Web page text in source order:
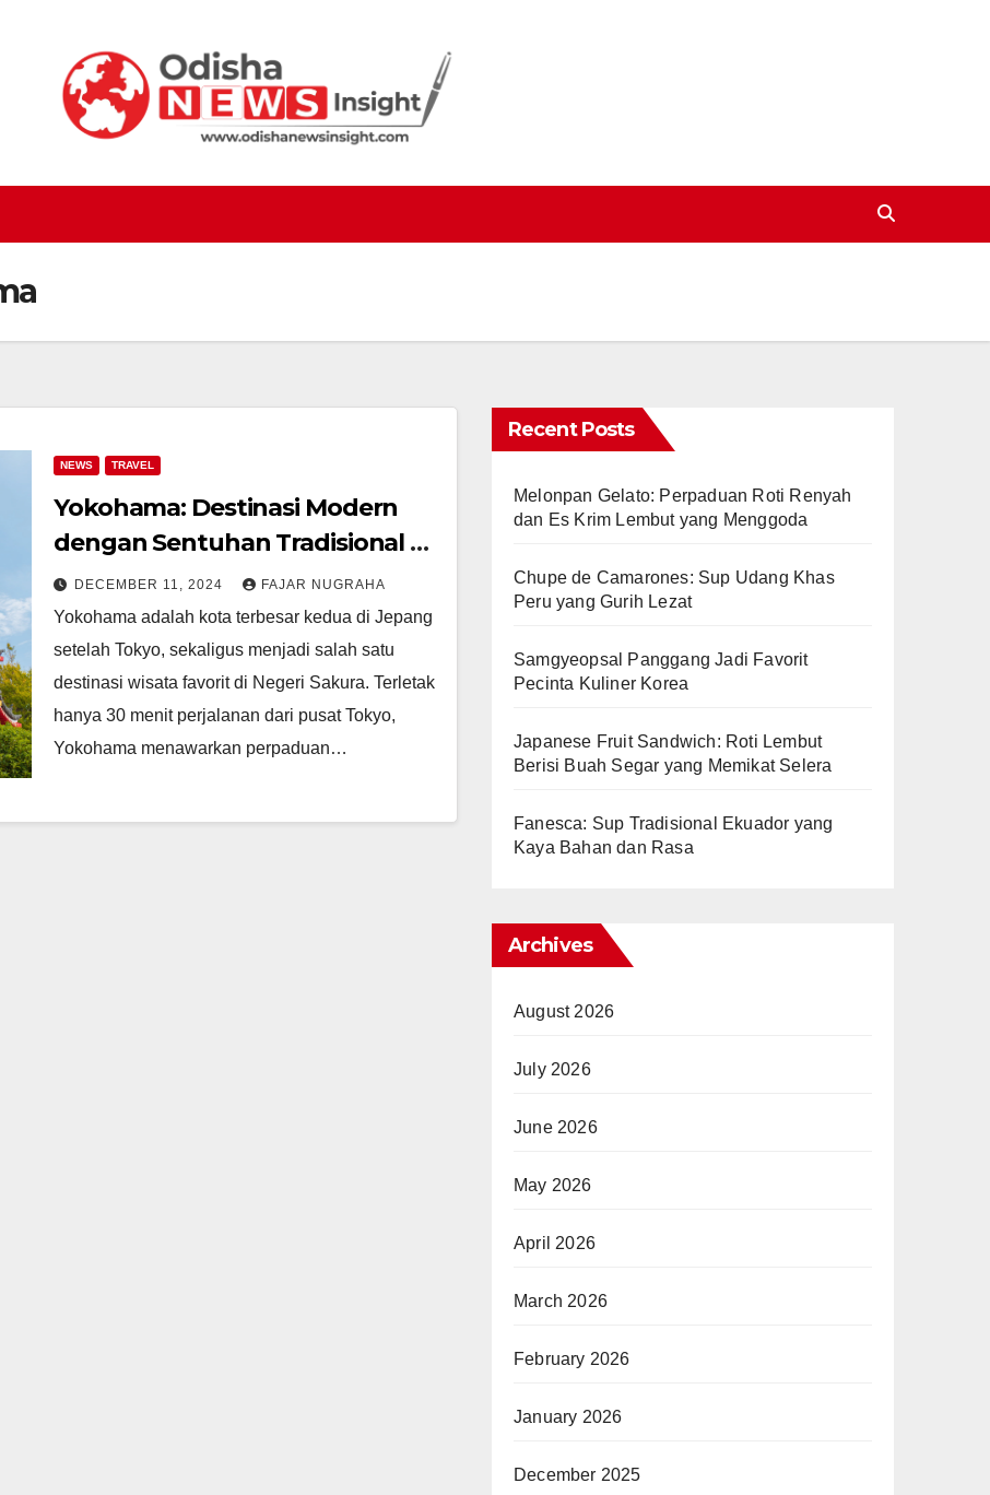
NEWS TRAVEL
Yokohama: Destinasi Modern
dengan Sentuhan Tradisional di
Jepang
DECEMBER 11, 2024 FAJAR NUGRAHA
Yokohama adalah kota terbesar kedua di Jepang
setelah Tokyo, sekaligus menjadi salah satu
destinasi wisata favorit di Negeri Sakura. Terletak
hanya 30 menit perjalanan dari pusat Tokyo,
Yokohama menawarkan perpaduan…
Recent Posts
Melonpan Gelato: Perpaduan Roti Renyah
dan Es Krim Lembut yang Menggoda
Chupe de Camarones: Sup Udang Khas
Peru yang Gurih Lezat
Samgyeopsal Panggang Jadi Favorit
Pecinta Kuliner Korea
Japanese Fruit Sandwich: Roti Lembut
Berisi Buah Segar yang Memikat Selera
Fanesca: Sup Tradisional Ekuador yang
Kaya Bahan dan Rasa
Archives
August 2026
July 2026
June 2026
May 2026
April 2026
March 2026
February 2026
January 2026
December 2025